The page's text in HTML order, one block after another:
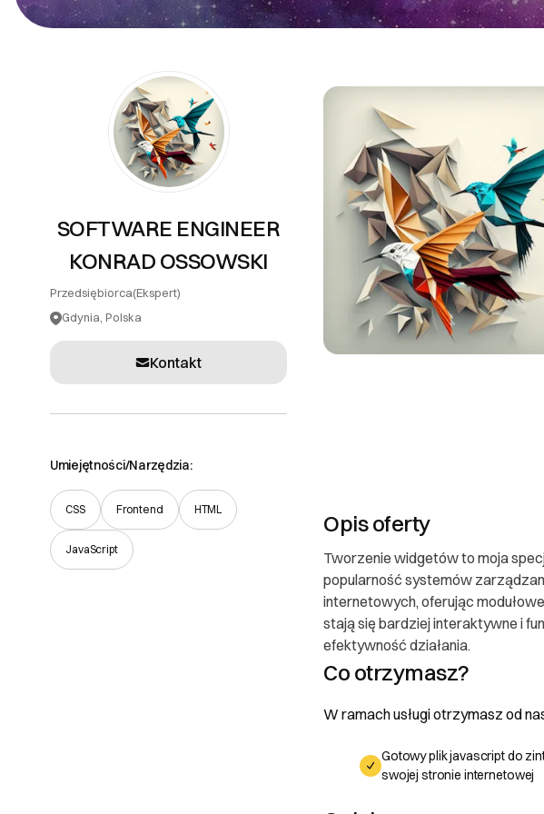
PR
Systemy teleinformatyczne
Tłumaczenia
Inne usługi
SOFTWARE ENGINEER
KONRAD OSSOWSKI
Przedsiębiorca(Ekspert)
Gdynia, Polska
Kontakt
Umiejętności/Narzędzia:
CSS Frontend HTML
JavaScript
Poznaj
O Partnerze
SOFTWARE ENGINEER KONRAD
Opis oferty
Tworzenie widgetów to moja
popularność systemów
internetowych, oferując
stają się bardziej interaktywne i
efektywność działania.
Co otrzymasz?
W ramach usługi otrzymasz od
Gotowy plik javascript do
swojej stronie internetowej